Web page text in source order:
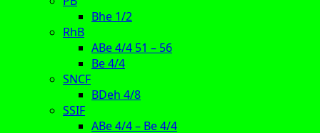
Bhe 1/2
RhB
ABe 4/4 51 – 56
Be 4/4
SNCF
BDeh 4/8
SSIF
ABe 4/4 – Be 4/4